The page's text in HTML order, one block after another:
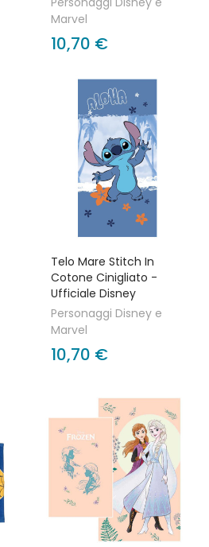
Marvel
10,70 €
Telo Mare Stitch In
Cotone Cinigliato -
Ufficiale Disney
Personaggi Disney e
Marvel
10,70 €